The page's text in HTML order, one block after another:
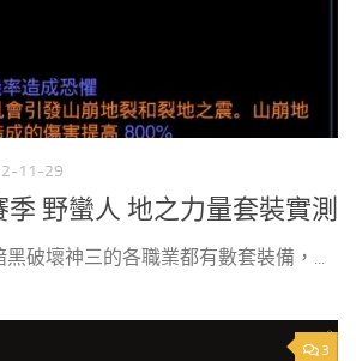
11-29
季 野蠻人 地之力量套裝實測
黑破壞神三的各職業都有數套裝備，...
3